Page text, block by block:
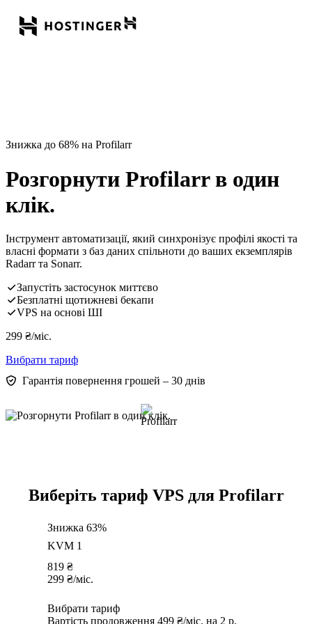
Знижка до 68% на Profilarr
Розгорнути Profilarr в один
клік.
Інструмент автоматизації, який синхронізує профілі якості та
власні формати з баз даних спільноти до ваших екземплярів
Radarr та Sonarr.
Запустіть застосунок миттєво
Безплатні щотижневі бекапи
VPS на основі ШІ
299 ₴/міс.
Вибрати тариф
Гарантія повернення грошей – 30 днів
Виберіть тариф VPS для Profilarr
Знижка 63%
KVM 1
819 ₴
299 ₴/міс.
Вибрати тариф
Вартість продовження 499 ₴/міс. на 2 р.